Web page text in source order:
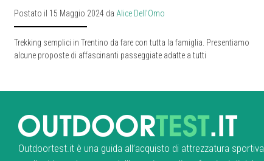
Postato il 15 Maggio 2024 da Alice Dell'Omo
Trekking semplici in Trentino da fare con tutta la famiglia. Presentiamo
alcune proposte di affascinanti passeggiate adatte a tutti
Outdoortest.it è una guida all’acquisto di attrezzatura sportiva